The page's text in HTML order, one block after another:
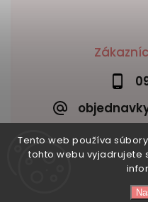
Tento web používa
tohto webu vyjadrujete